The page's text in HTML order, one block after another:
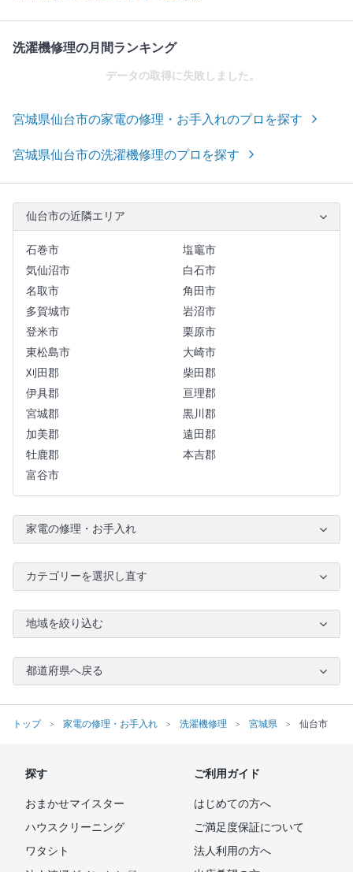
洗濯機修理の月間ランキング
データの取得に失敗しました。
宮城県仙台市の家電の修理・お手入れのプロを探す
宮城県仙台市の洗濯機修理のプロを探す
仙台市の近隣エリア
石巻市
塩竈市
気仙沼市
白石市
名取市
角田市
多賀城市
岩沼市
登米市
栗原市
東松島市
大崎市
刈田郡
柴田郡
伊具郡
亘理郡
宮城郡
黒川郡
加美郡
遠田郡
牡鹿郡
本吉郡
富谷市
家電の修理・お手入れ
カテゴリーを選択し直す
地域を絞り込む
都道府県へ戻る
トップ 家電の修理・お手入れ 洗濯機修理 宮城県 仙台市
探す
おまかせマイスター
ハウスクリーニング
ワタシト
ご利用ガイド
はじめての方へ
ご満足度保証について
法人利用の方へ